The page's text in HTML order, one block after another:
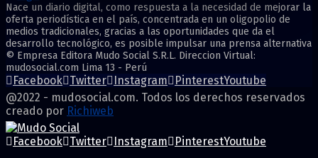
Nace un diario digital, como respuesta a la necesidad de mejorar la
oferta periodística en el país, concentrada en un oligopolio de
medios tradicionales, gracias a las oportunidades que da el
desarrollo tecnológico, es posible impulsar una prensa alternativa
© Empresa Editora Mudo Social S.R.L. Direccion Virtual:
mudosocial.com Lima 13 - Perú
Facebook Twitter Instagram PinterestYoutube
@2022 - mudosocial.com. Todos los derechos reservados
creado por Richiweb
Facebook Twitter Instagram PinterestYoutube